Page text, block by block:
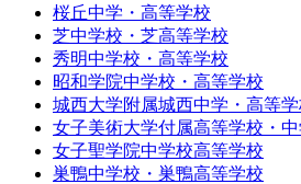
桜丘中学・高等学校
芝中学校・芝高等学校
秀明中学校・高等学校
昭和学院中学校・高等学校
城西大学附属城西中学・高等学
女子美術大学付属高等学校・
女子聖学院中学校高等学校
巣鴨中学校・巣鴨高等学校